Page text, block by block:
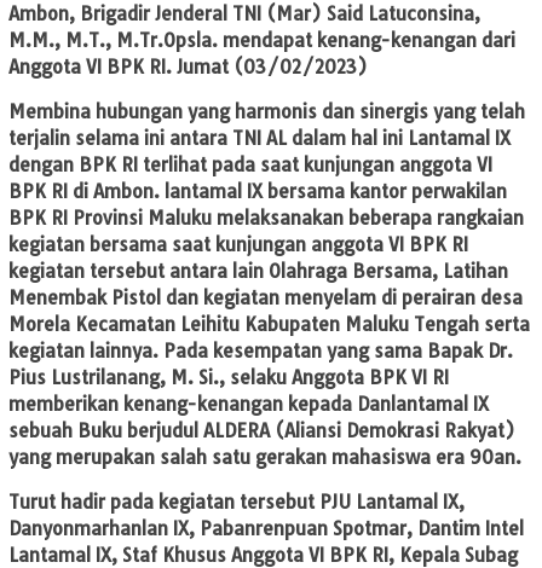
Ambon, Brigadir Jenderal TNI (Mar) Said Latuconsina,
M.M., M.T., M.Tr.Opsla. mendapat kenang-kenangan dari
Anggota VI BPK RI. Jumat (03/02/2023)
Membina hubungan yang harmonis dan sinergis yang telah
terjalin selama ini antara TNI AL dalam hal ini Lantamal IX
dengan BPK RI terlihat pada saat kunjungan anggota VI
BPK RI di Ambon. lantamal IX bersama kantor perwakilan
BPK RI Provinsi Maluku melaksanakan beberapa rangkaian
kegiatan bersama saat kunjungan anggota VI BPK RI
kegiatan tersebut antara lain Olahraga Bersama, Latihan
Menembak Pistol dan kegiatan menyelam di perairan desa
Morela Kecamatan Leihitu Kabupaten Maluku Tengah serta
kegiatan lainnya. Pada kesempatan yang sama Bapak Dr.
Pius Lustrilanang, M. Si., selaku Anggota BPK VI RI
memberikan kenang-kenangan kepada Danlantamal IX
sebuah Buku berjudul ALDERA (Aliansi Demokrasi Rakyat)
yang merupakan salah satu gerakan mahasiswa era 90an.
Turut hadir pada kegiatan tersebut PJU Lantamal IX,
Danyonmarhanlan IX, Pabanrenpuan Spotmar, Dantim Intel
Lantamal IX, Staf Khusus Anggota VI BPK RI, Kepala Subag